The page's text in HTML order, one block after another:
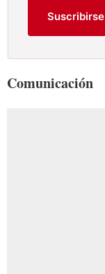
Suscribirse
Comunicación